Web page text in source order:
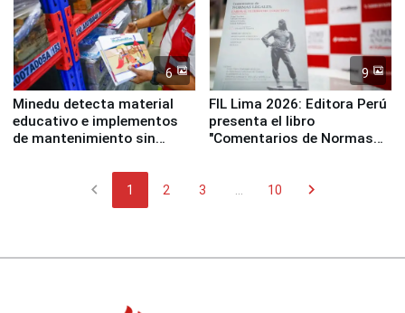
6
Minedu detecta material
educativo e implementos
de mantenimiento sin
9
FIL Lima 2026: Editora Perú
presenta el libro
"Comentarios de Normas
chevron_left 1 2 3 10 chevron_right